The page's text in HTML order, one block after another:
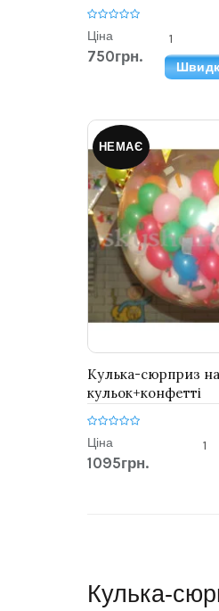
Ціна
750грн.
НЕМАЄ
Кулька-сюрприз на
кульок+конфетті
Ціна
1095грн.
Кулька-